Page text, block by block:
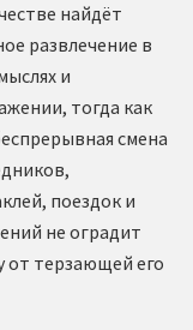
найдёт
развлечение в
и
тогда как
смена
поездок и
не оградит
от терзающей его